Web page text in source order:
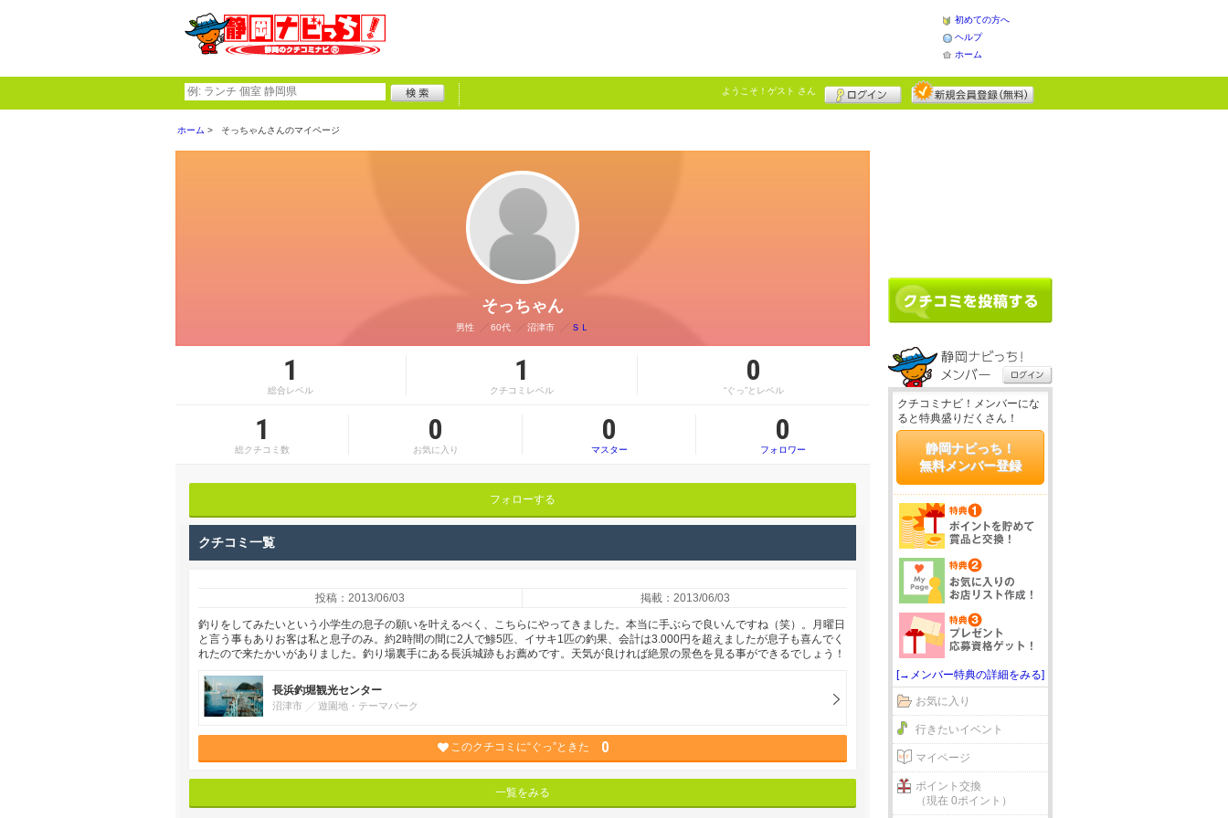
初めての方へ
ヘルプ
ホーム
ようこそ！ ゲスト さん
ホーム そっちゃんさんのマイページ
そっちゃん
男性 60代 沼津市 ＳＬ
1
総合レベル
1
クチコミレベル
0
“ぐっ”とレベル
1
総クチコミ数
0
お気に入り
0
マスター
0
フォロワー
フォローする
クチコミ一覧
投稿：2013/06/03 掲載：2013/06/03
釣りをしてみたいという小学生の息子の願いを叶えるべく、こちらにやってきました。本当に手ぶらで良いんですね（笑）。月曜日
と言う事もありお客は私と息子のみ。約2時間の間に2人で鯵5匹、イサキ1匹の釣果、会計は3.000円を超えましたが息子も喜んでく
れたので来たかいがありました。釣り場裏手にある長浜城跡もお薦めです。天気が良ければ絶景の景色を見る事ができるでしょう！
長浜釣堀観光センター
沼津市 遊園地・テーマパーク
このクチコミに“ぐっ”ときた 0
一覧をみる
クチコミナビ！メンバーにな
ると特典盛りだくさん！
静岡ナビっち！
無料メンバー登録
[→メンバー特典の詳細をみる]
お気に入り
行きたいイベント
マイページ
ポイント交換
（現在 0ポイント）